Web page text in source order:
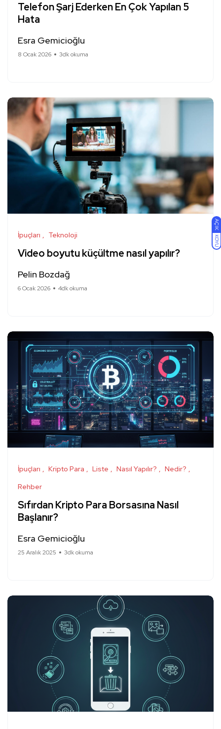
AÇIK
KOYU
Telefon Şarj Ederken En Çok Yapılan 5
Hata
Esra Gemicioğlu
8 Ocak 2026 3dk okuma
İpuçları Teknoloji
Video boyutu küçültme nasıl yapılır?
Pelin Bozdağ
6 Ocak 2026 4dk okuma
İpuçları Kripto Para Liste Nasıl Yapılır?
Nedir?
Rehber
Sıfırdan Kripto Para Borsasına Nasıl
Başlanır?
Esra Gemicioğlu
25 Aralık 2025 3dk okuma